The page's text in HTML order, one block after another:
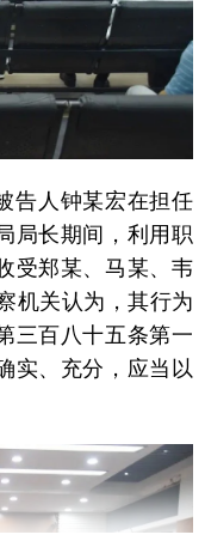
告人钟某宏在担任
局长期间，利用职
受郑某、马某、韦
机关认为，其行为
三百八十五条第一
实、充分，应当以